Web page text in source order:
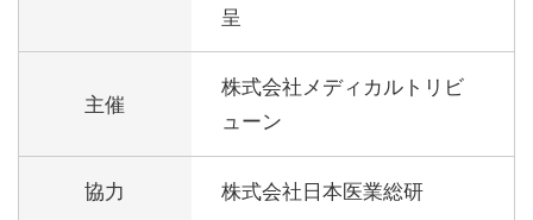
呈
主催
株式会社メディカルトリビ
ューン
協力 株式会社日本医業総研